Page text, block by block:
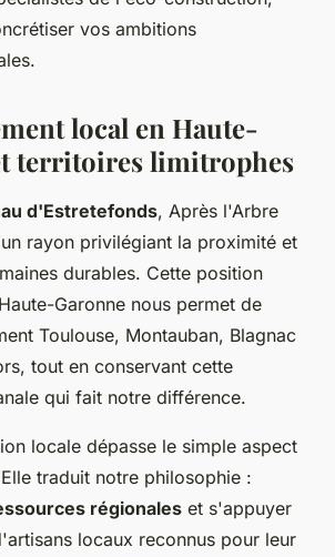
vos ambitions
local en Haute-
territoires limitrophes
d'Estretefonds, Après l'Arbre
rayon privilégiant la proximité et
durables. Cette position
Garonne nous permet de
Toulouse, Montauban, Blagnac
tout en conservant cette
qui fait notre différence.
locale dépasse le simple aspect
traduit notre philosophie :
régionales et s'appuyer
locaux reconnus pour leur